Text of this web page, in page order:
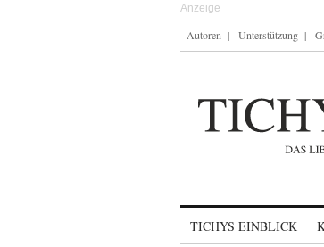
Autoren Unterstützung
TICHYS EINBLICK